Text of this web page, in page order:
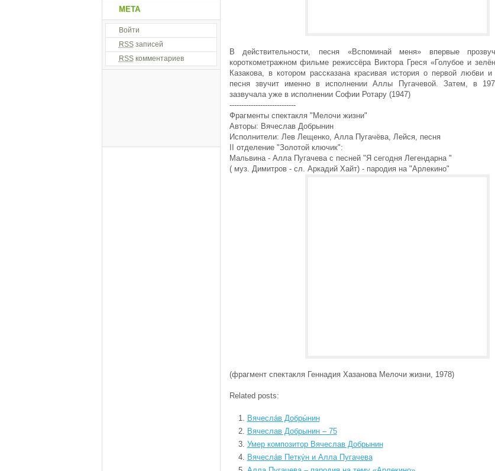
В действительности, песня «Вспоминай меня» впервые
короткометражном фильме режиссёра Виктора Греся «Голубое и
Казакова, в котором рассказана красивая история о первой любви
песня звучит именно в исполнении Аллы Пугачевой. Затем, в
зазвучала уже в исполнении Софии Ротару (1947)
----------------------------
Фрагменты спектакля "Мелочи жизни"
Авторы: Вячеслав Добрынин
Исполнители: Лев Лещенко, Алла Пугачёва, Лейся, песня
II отделение "Золотой ключик":
Мальвина - Алла Пугачева с песней "Я сегодня Легендарна "
( муз. Димитров - сл. Аркадий Хайт) - пародия на "Арлекино"
(фрагмент спектакля Геннадия Хазанова Мелочи жизни, 1978)
Related posts:
Вячесла́в Добры́нин
Вячеслав Добрынин – 75
Умер композитор Вячеслав Добрынин
Вячесла́в Петку́н и Алла Пугачева
МЕТА
Войти
RSSзаписей
RSSкомментариев